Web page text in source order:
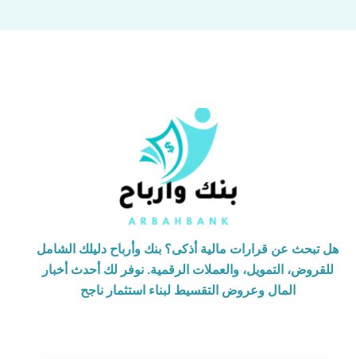
هل تبحث عن قرارات مالية أذكى؟ بنك وأرباح دليلك الشامل
للقروض، التمويل، والعملات الرقمية. نوفر لك أحدث أخبار
المال وعروض التقسيط لبناء استثمار ناجح